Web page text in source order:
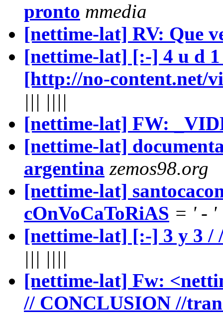
pronto mmedia
[nettime-lat] RV: Que
[nettime-lat] [:-] 4 u d
[http://no-content.net/
||| ||||
[nettime-lat] FW:
[nettime-lat]
argentina zemos98.org
[nettime-lat]
cOnVoCaToRiAS = ' - '
[nettime-lat] [:-] 3 y 3 /
||| ||||
[nettime-lat] Fw:
// CONCLUSION //